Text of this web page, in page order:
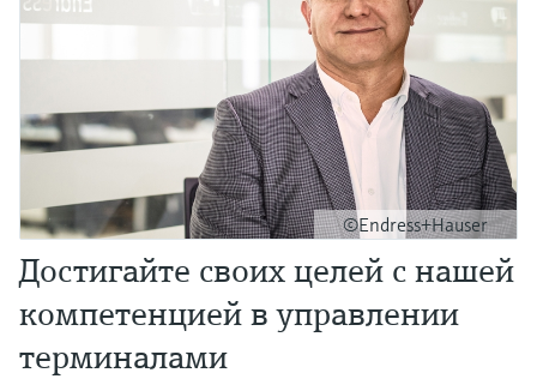
©Endress+Hauser
Достигайте своих целей с нашей
компетенцией в управлении
терминалами